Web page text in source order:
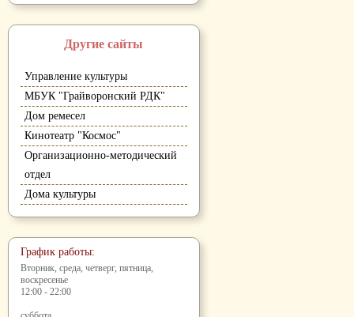
Другие сайты
Управление культуры
МБУК "Грайворонский РДК"
Дом ремесел
Кинотеатр "Космос"
Организационно-методический
отдел
Дома культуры
График работы:
Вторник, среда, четверг, пятница,
воскресенье
12:00 - 22:00